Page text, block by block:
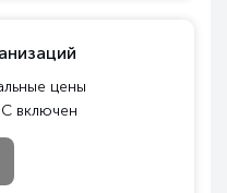
цены
включен